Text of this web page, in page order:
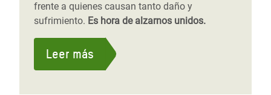
frente a quienes causan tanto daño y
sufrimiento. Es hora de alzarnos unidos.
Leer más